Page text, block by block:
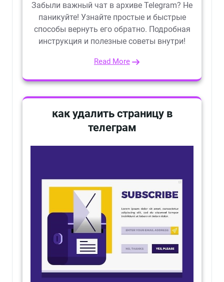
Забыли важный чат в архиве Telegram? Не
паникуйте! Узнайте простые и быстрые
способы вернуть его обратно. Подробная
инструкция и полезные советы внутри!
Read More
как удалить страницу в
телеграм